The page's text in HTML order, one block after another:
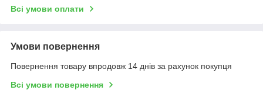
Всі умови оплати
Умови повернення
Повернення товару впродовж 14 днів за рахунок покупця
Всі умови повернення